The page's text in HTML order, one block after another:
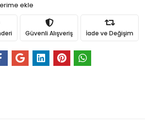
ekle
Güvenli Alışveriş İade ve Değişim